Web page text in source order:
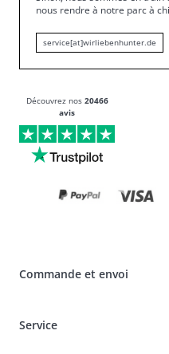
nous rendre à notre parc à
service[at]wirliebenhunter.de
Découvrez nos 20466
avis
Commande et envoi
Spéciaux pour les
Service